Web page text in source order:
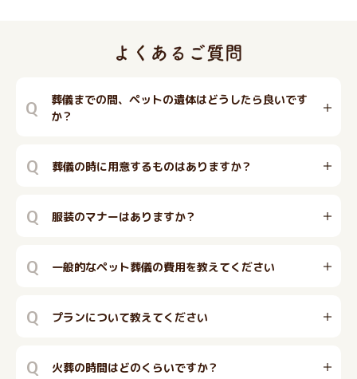
Q
葬儀までの間、ペットの遺体はどうしたら良いです
か？
Q 葬儀の時に用意するものはありますか？
Q 服装のマナーはありますか？
Q 一般的なペット葬儀の費用を教えてください
Q プランについて教えてください
Q 火葬の時間はどのくらいですか？